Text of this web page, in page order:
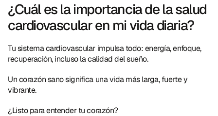
¿Cuál es la importancia de la salud
cardiovascular en mi vida diaria?
Tu sistema cardiovascular impulsa todo: energía, enfoque,
recuperación, incluso la calidad del sueño.
Un corazón sano significa una vida más larga, fuerte y
vibrante.
¿Listo para entender tu corazón?